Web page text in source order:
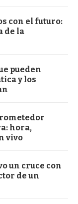
con el futuro:
de la
pueden
y los
hora,
vivo
un cruce con
de un